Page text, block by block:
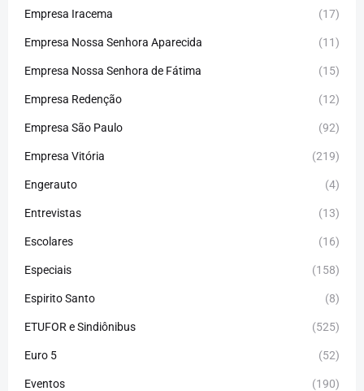
Empresa Iracema (17)
Empresa Nossa Senhora Aparecida (11)
Empresa Nossa Senhora de Fátima (15)
Empresa Redenção (12)
Empresa São Paulo (92)
Empresa Vitória (219)
Engerauto (4)
Entrevistas (13)
Escolares (16)
Especiais (158)
Espirito Santo (8)
ETUFOR e Sindiônibus (525)
Euro 5 (52)
Eventos (190)